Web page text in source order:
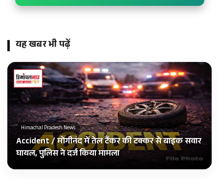
यह खबर भी पढ़ें
Himachal Pradesh News
Accident / मोगीनंद में तेल टैंकर की टक्कर से बाइक सवार
घायल, पुलिस ने दर्ज किया मामला